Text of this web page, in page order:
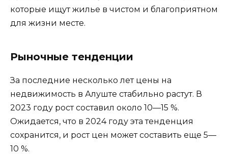
которые ищут жилье в чистом и благоприятном
для жизни месте.
Рыночные тенденции
За последние несколько лет цены на
недвижимость в Алуште стабильно растут. В
2023 году рост составил около 10—15 %.
Ожидается, что в 2024 году эта тенденция
сохранится, и рост цен может составить еще 5—
10 %.